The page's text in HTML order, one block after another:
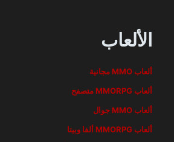
الألعاب
ألعاب MMO مجانية
ألعاب MMORPG متصفح
ألعاب MMO جوال
ألعاب MMORPG ألفا وبيتا